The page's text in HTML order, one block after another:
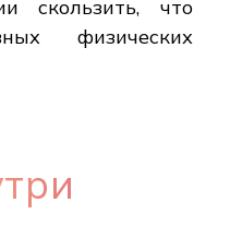
скользить, что
физических